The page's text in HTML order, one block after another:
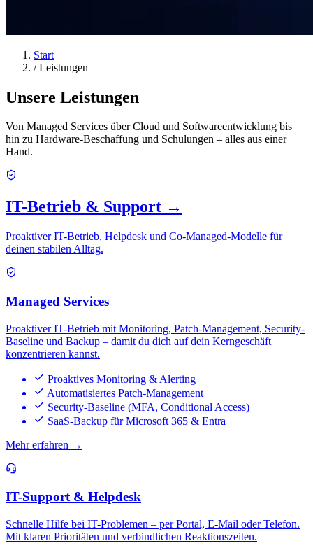
Start
/ Leistungen
Unsere Leistungen
Von Managed Services über Cloud und Softwareentwicklung bis
hin zu Hardware-Beschaffung und Schulungen – alles aus einer
Hand.
IT-Betrieb & Support →
Proaktiver IT-Betrieb, Helpdesk und Co-Managed-Modelle für
deinen stabilen Alltag.
Managed Services
Proaktiver IT-Betrieb mit Monitoring, Patch-Management, Security-
Baseline und Backup – damit du dich auf dein Kerngeschäft
konzentrieren kannst.
Proaktives Monitoring & Alerting
Automatisiertes Patch-Management
Security-Baseline (MFA, Conditional Access)
SaaS-Backup für Microsoft 365 & Entra
Mehr erfahren →
IT-Support & Helpdesk
Schnelle Hilfe bei IT-Problemen – per Portal, E-Mail oder Telefon.
Mit klaren Prioritäten und verbindlichen Reaktionszeiten.